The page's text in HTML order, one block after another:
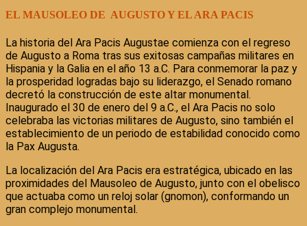
EL MAUSOLEO DE AUGUSTO Y EL ARA PACIS
La historia del Ara Pacis Augustae comienza con el regreso
de Augusto a Roma tras sus exitosas campañas militares en
Hispania y la Galia en el año 13 a.C. Para conmemorar la paz y
la prosperidad logradas bajo su liderazgo, el Senado romano
decretó la construcción de este altar monumental.
Inaugurado el 30 de enero del 9 a.C., el Ara Pacis no solo
celebraba las victorias militares de Augusto, sino también el
establecimiento de un periodo de estabilidad conocido como
la Pax Augusta.
La localización del Ara Pacis era estratégica, ubicado en las
proximidades del Mausoleo de Augusto, junto con el obelisco
que actuaba como un reloj solar (gnomon), conformando un
gran complejo monumental.